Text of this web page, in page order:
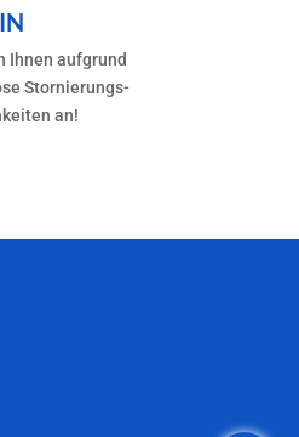
Ihnen aufgrund
Stornierungs-
an!